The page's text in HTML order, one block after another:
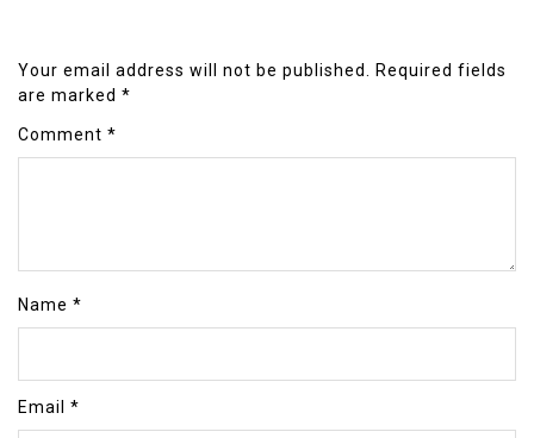
Your email address will not be published.
Required fields
are marked *
Comment *
Name *
Email *